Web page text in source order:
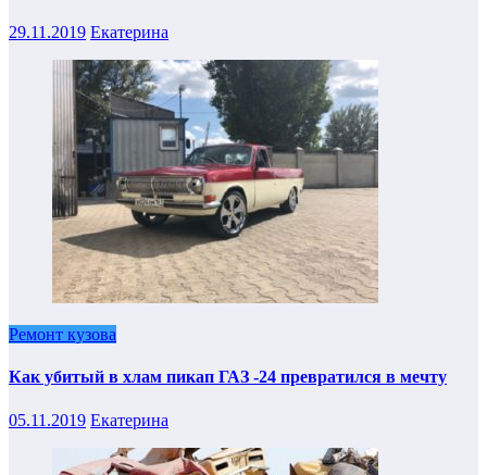
29.11.2019 Екатерина
Ремонт кузова
Как убитый в хлам пикап ГАЗ -24 превратился в мечту
05.11.2019 Екатерина